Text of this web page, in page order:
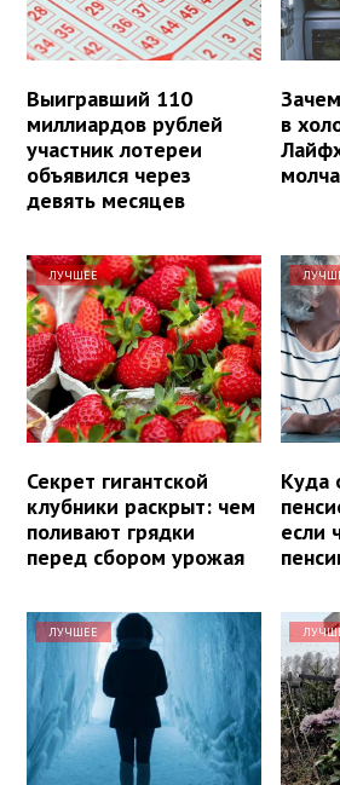
Выигравший 110
миллиардов рублей
участник лотереи
объявился через
девять месяцев
в
ЛУЧШЕЕ
Секрет гигантской
клубники раскрыт: чем
поливают грядки
перед сбором урожая
Куда
если
ЛУЧШЕЕ